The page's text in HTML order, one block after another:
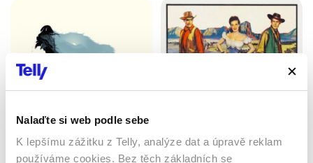
Nalaďte si web podle sebe
K lepšímu zážitku z Telly, analýze dat a úpravě reklam
používáme cookies. Bez těch základních se
REVENANT
Zmrtvýchvstání